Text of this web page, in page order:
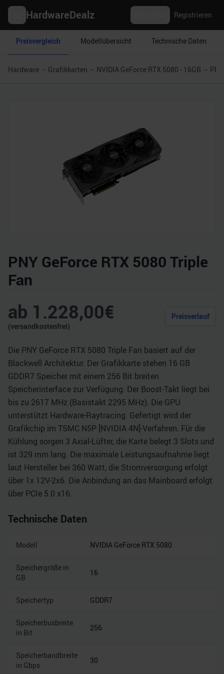
HardwareDealz Registrieren
Preisvergleich Modellübersicht Technische Daten
Hardware Grafikkarten NVIDIA GeForce RTX 5080 - 16GB
PNY GeForce RTX 5080 Triple
Fan
ab 1.228,00€
(versandkostenfrei)
Preisverlauf
Die PNY GeForce RTX 5080 Triple Fan basiert auf der
Blackwell Architektur. Der Grafikkarte stehen 16 GB
GDDR7 Speicher mit einem 256 Bit breiten
Speicherinterface zur Verfügung. Der Boost-Takt liegt bei
bis zu 2617 MHz (Basistakt 2295 MHz). Die GPU
unterstützt Hardware-Raytracing. Gefertigt wird der
Grafikchip im TSMC N5P [NVIDIA 4N]-Verfahren. Für die
Kühlung sorgen 3 Axial-Lüfter, die Karte belegt 3 Slots und
ist 329 mm lang. Die maximale Leistungsaufnahme liegt
laut Hersteller bei 360 Watt, die Stromversorgung erfolgt
über 1x 12V-2x6. Die Anbindung an das Mainboard erfolgt
über PCIe 5.0 x16.
Technische Daten
Modell NVIDIA GeForce RTX 5080
Speichergröße in
GB
16
Speichertyp GDDR7
Speicherbusbreite
in Bit
256
Speicherbandbreite
in Gbps
30